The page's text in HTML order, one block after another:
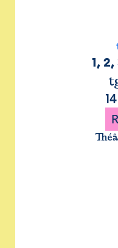
1,
14